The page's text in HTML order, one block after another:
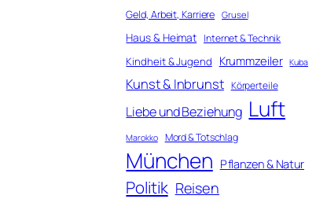
Geld, Arbeit, Karriere Grusel
Haus & Heimat Internet & Technik
Kindheit & Jugend Krummzeiler Kuba
Kunst & Inbrunst Körperteile
Liebe und Beziehung Luft
Marokko Mord & Totschlag
München Pflanzen & Natur
Politik Reisen